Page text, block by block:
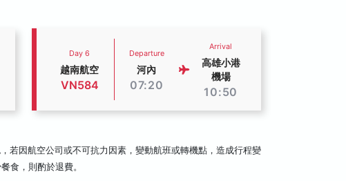
Day 6
越南航空
VN584
Departure
河內
07:20
Arrival
高雄小港
機場
10:50
若因航空公司或不可抗力因素，變動航班或轉機點，造成行程變
食，則酌於退費。